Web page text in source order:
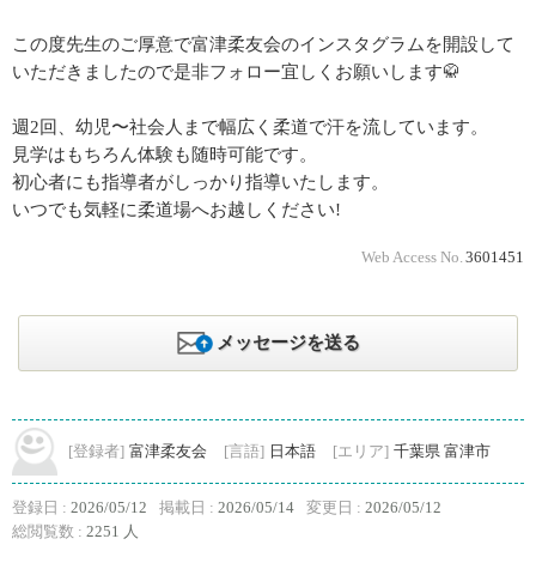
この度先生のご厚意で富津柔友会のインスタグラムを開設して
いただきましたので是非フォロー宜しくお願いします🥋
週2回、幼児〜社会人まで幅広く柔道で汗を流しています。
見学はもちろん体験も随時可能です。
初心者にも指導者がしっかり指導いたします。
いつでも気軽に柔道場へお越しください!
Web Access No. 3601451
メッセージを送る
[登録者] 富津柔友会 [言語] 日本語 [エリア] 千葉県 富津市
登録日 : 2026/05/12 掲載日 : 2026/05/14 変更日 : 2026/05/12
総閲覧数 : 2251 人